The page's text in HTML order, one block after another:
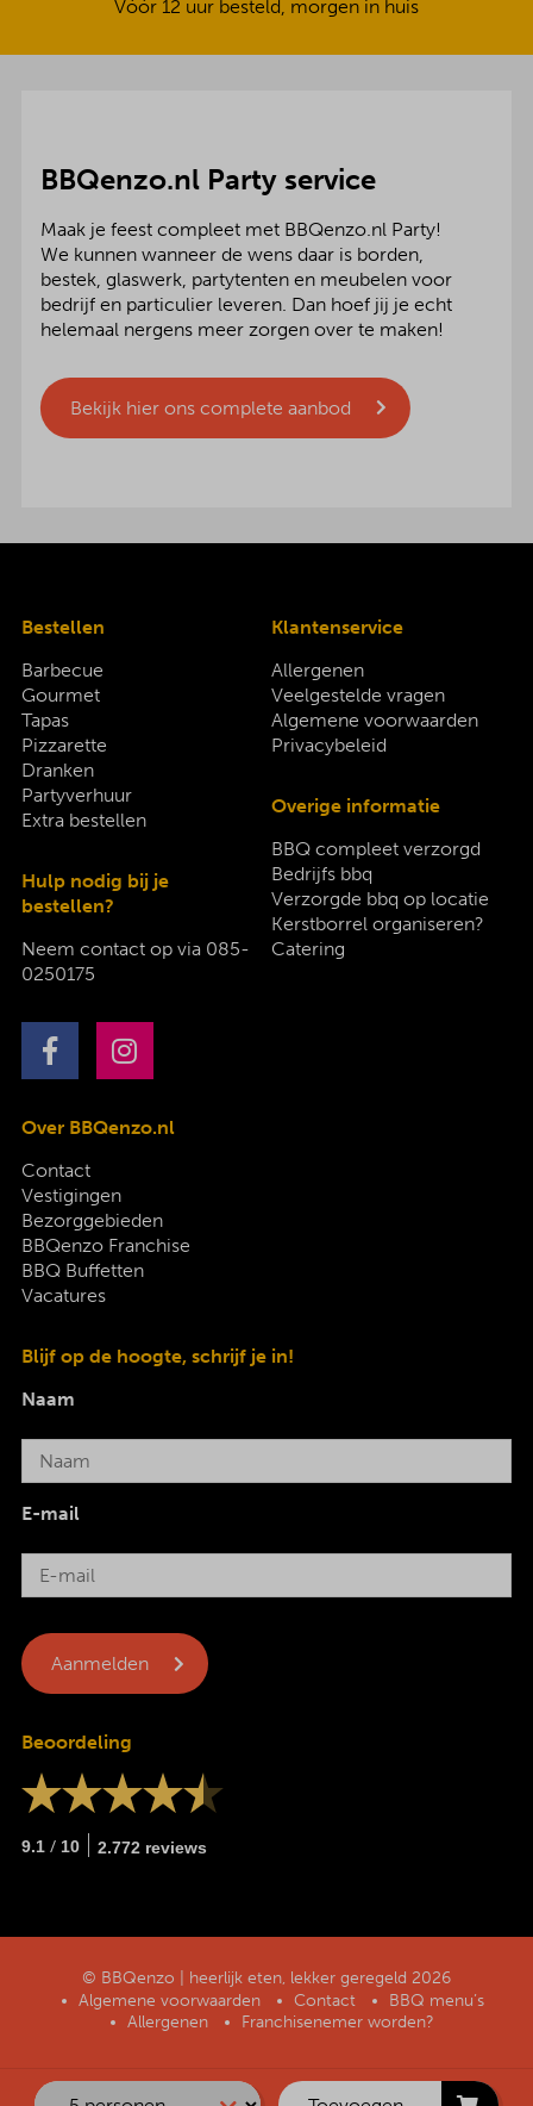
Vóór 12 uur besteld, morgen in huis
BBQenzo.nl Party service
Maak je feest compleet met BBQenzo.nl Party!
We kunnen wanneer de wens daar is borden,
bestek, glaswerk, partytenten en meubelen voor
bedrijf en particulier leveren. Dan hoef jij je echt
helemaal nergens meer zorgen over te maken!
Bekijk hier ons complete aanbod
Bestellen
Barbecue
Gourmet
Tapas
Pizzarette
Dranken
Partyverhuur
Extra bestellen
Hulp nodig bij je
bestellen?
Neem contact op via 085-
0250175
Klantenservice
Allergenen
Veelgestelde vragen
Algemene voorwaarden
Privacybeleid
Overige informatie
BBQ compleet verzorgd
Bedrijfs bbq
Verzorgde bbq op locatie
Kerstborrel organiseren?
Catering
Over BBQenzo.nl
Contact
Vestigingen
Bezorggebieden
BBQenzo Franchise
BBQ Buffetten
Vacatures
Blijf op de hoogte, schrijf je in!
Naam
E-mail
Beoordeling
9.1 / 10 2.772 reviews
© BBQenzo | heerlijk eten, lekker geregeld 2026
Algemene voorwaarden
Contact
BBQ menu’s
Allergenen
Franchisenemer worden?